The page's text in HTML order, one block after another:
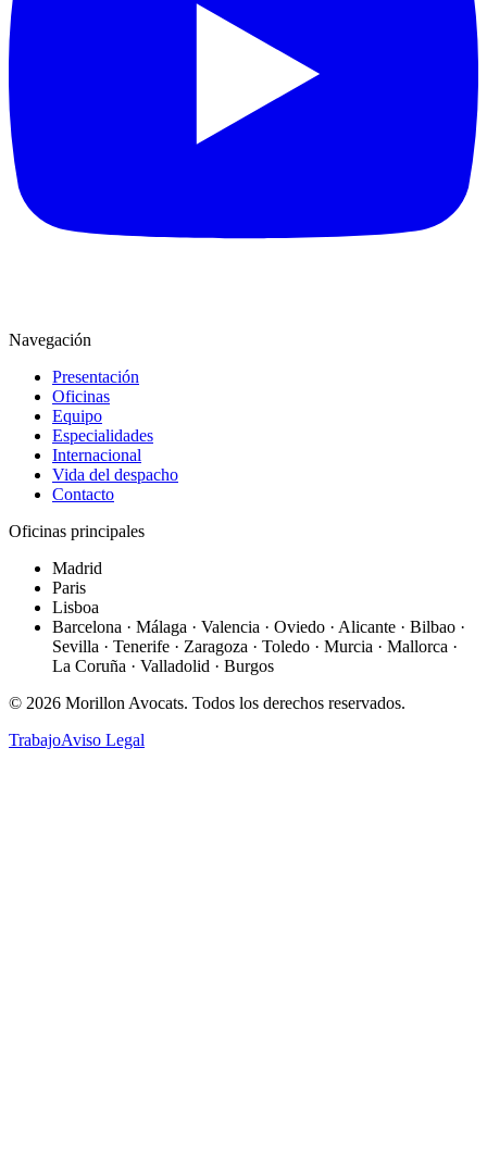
Navegación
Presentación
Oficinas
Equipo
Especialidades
Internacional
Vida del despacho
Contacto
Oficinas principales
Madrid
Paris
Lisboa
Barcelona · Málaga · Valencia · Oviedo · Alicante · Bilbao ·
Sevilla · Tenerife · Zaragoza · Toledo · Murcia · Mallorca ·
La Coruña · Valladolid · Burgos
© 2026 Morillon Avocats. Todos los derechos reservados.
TrabajoAviso Legal